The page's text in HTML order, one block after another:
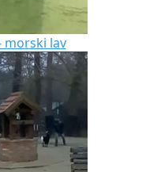
morski lav